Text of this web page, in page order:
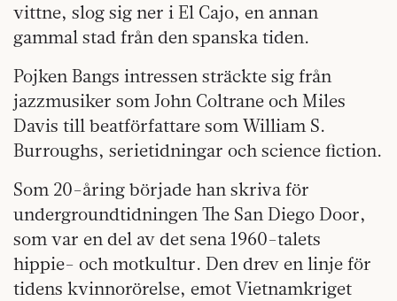
vittne, slog sig ner i El Cajo, en annan
gammal stad från den spanska tiden.
Pojken Bangs intressen sträckte sig från
jazzmusiker som John Coltrane och Miles
Davis till beatförfattare som William S.
Burroughs, serietidningar och science fiction.
Som 20-åring började han skriva för
undergroundtidningen The San Diego Door,
som var en del av det sena 1960-talets
hippie- och motkultur. Den drev en linje för
tidens kvinnorörelse, emot Vietnamkriget